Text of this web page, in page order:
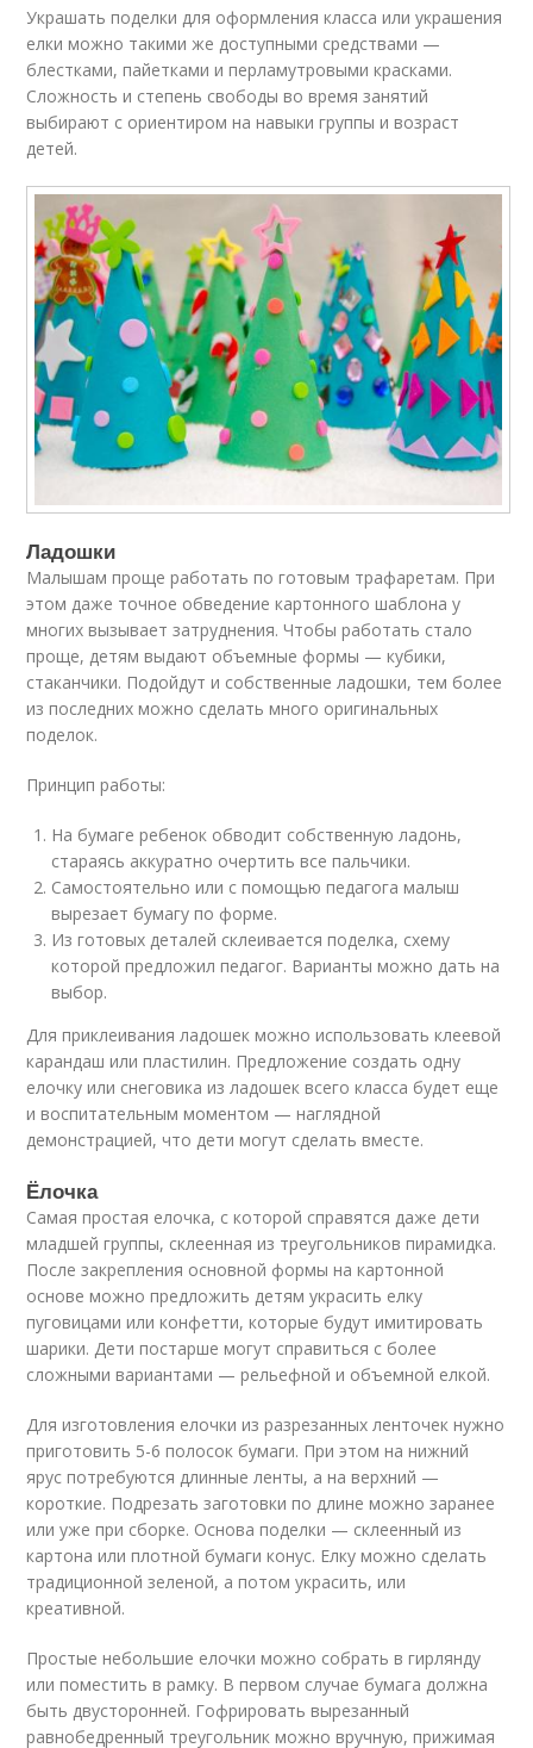
Украшать поделки для оформления класса или украшения
елки можно такими же доступными средствами —
блестками, пайетками и перламутровыми красками.
Сложность и степень свободы во время занятий
выбирают с ориентиром на навыки группы и возраст
детей.
Ладошки
Малышам проще работать по готовым трафаретам. При
этом даже точное обведение картонного шаблона у
многих вызывает затруднения. Чтобы работать стало
проще, детям выдают объемные формы — кубики,
стаканчики. Подойдут и собственные ладошки, тем более
из последних можно сделать много оригинальных
поделок.
Принцип работы:
На бумаге ребенок обводит собственную ладонь,
стараясь аккуратно очертить все пальчики.
Самостоятельно или с помощью педагога малыш
вырезает бумагу по форме.
Из готовых деталей склеивается поделка, схему
которой предложил педагог. Варианты можно дать на
выбор.
Для приклеивания ладошек можно использовать клеевой
карандаш или пластилин. Предложение создать одну
елочку или снеговика из ладошек всего класса будет еще
и воспитательным моментом — наглядной
демонстрацией, что дети могут сделать вместе.
Ёлочка
Самая простая елочка, с которой справятся даже дети
младшей группы, склеенная из треугольников пирамидка.
После закрепления основной формы на картонной
основе можно предложить детям украсить елку
пуговицами или конфетти, которые будут имитировать
шарики. Дети постарше могут справиться с более
сложными вариантами — рельефной и объемной елкой.
Для изготовления елочки из разрезанных ленточек нужно
приготовить 5-6 полосок бумаги. При этом на нижний
ярус потребуются длинные ленты, а на верхний —
короткие. Подрезать заготовки по длине можно заранее
или уже при сборке. Основа поделки — склеенный из
картона или плотной бумаги конус. Елку можно сделать
традиционной зеленой, а потом украсить, или
креативной.
Простые небольшие елочки можно собрать в гирлянду
или поместить в рамку. В первом случае бумага должна
быть двусторонней. Гофрировать вырезанный
равнобедренный треугольник можно вручную, прижимая